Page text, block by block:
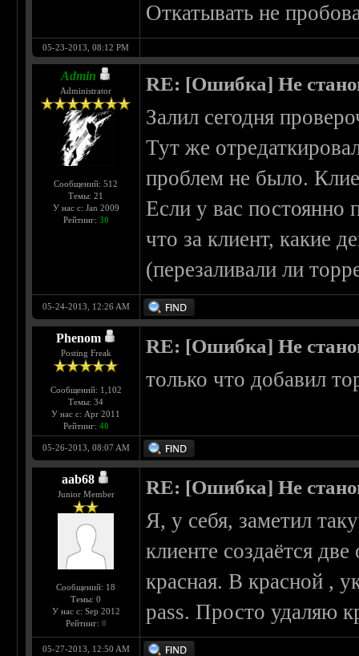
Откатывать не
05-23-2013, 08:12 PM
Admin
Administrator
Сообщений: 512
Темы: 21
У нас с: Jan 2009
Рейтинг: 30
RE: [Ошибка] Не
Залил сегодня
Тут же
проблем не было.
Если у вас постоянно
что за клиент, какие
(перезаливали ли
05-24-2013, 12:26 AM
Phenom
Posting Freak
Сообщений: 1,102
Темы: 34
У нас с: Apr 2011
Рейтинг: 40
RE: [Ошибка] Не
только что добавил
05-26-2013, 08:07 AM
aab68
Junior Member
Сообщений: 18
Темы: 0
У нас с: Sep 2012
Рейтинг: 0
RE: [Ошибка] Не
Я, у себя, заметил
клиенте создаётся
красная. В красной ,
pass. Просто удаляю
05-27-2013, 12:50 AM